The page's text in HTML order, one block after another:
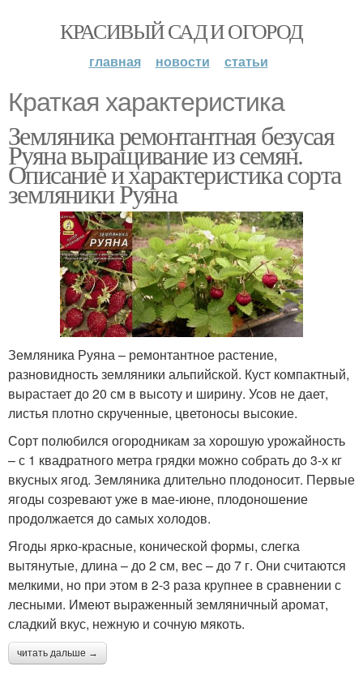
КРАСИВЫЙ САД И ОГОРОД
главная новости статьи
Краткая характеристика
Земляника ремонтантная безусая
Руяна выращивание из семян.
Описание и характеристика сорта
земляники Руяна
Земляника Руяна – ремонтантное растение,
разновидность земляники альпийской. Куст компактный,
вырастает до 20 см в высоту и ширину. Усов не дает,
листья плотно скрученные, цветоносы высокие.
Сорт полюбился огородникам за хорошую урожайность
– с 1 квадратного метра грядки можно собрать до 3-х кг
вкусных ягод. Земляника длительно плодоносит. Первые
ягоды созревают уже в мае-июне, плодоношение
продолжается до самых холодов.
Ягоды ярко-красные, конической формы, слегка
вытянутые, длина – до 2 см, вес – до 7 г. Они считаются
мелкими, но при этом в 2-3 раза крупнее в сравнении с
лесными. Имеют выраженный земляничный аромат,
сладкий вкус, нежную и сочную мякоть.
читать дальше →